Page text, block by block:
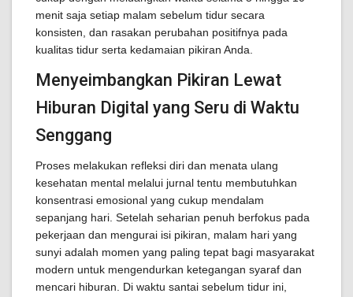
menit saja setiap malam sebelum tidur secara
konsisten, dan rasakan perubahan positifnya pada
kualitas tidur serta kedamaian pikiran Anda.
Menyeimbangkan Pikiran Lewat
Hiburan Digital yang Seru di Waktu
Senggang
Proses melakukan refleksi diri dan menata ulang
kesehatan mental melalui jurnal tentu membutuhkan
konsentrasi emosional yang cukup mendalam
sepanjang hari. Setelah seharian penuh berfokus pada
pekerjaan dan mengurai isi pikiran, malam hari yang
sunyi adalah momen yang paling tepat bagi masyarakat
modern untuk mengendurkan ketegangan syaraf dan
mencari hiburan. Di waktu santai sebelum tidur ini,